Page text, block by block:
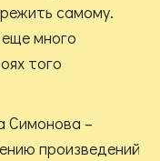
самому.
много
того
Симонова –
произведений